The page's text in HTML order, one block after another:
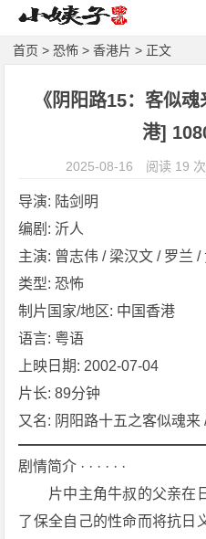
首页 >恐怖 >香港片 > 正文
《阴阳路15：客似
港]
2025-08-16 阅读 19
导演: 陆剑明
编剧: 沂人
主演: 曾志伟 / 梁汉文 / 罗兰 /
类型: 恐怖
制片国家/地区: 中国香港
语言: 粤语
上映日期: 2002-07-04
片长: 89分钟
又名: 阴阳路十五之客似魂
剧情简介 · · · · · ·
片中主角牛叔的父亲在
了保全自己的性命而将抗日